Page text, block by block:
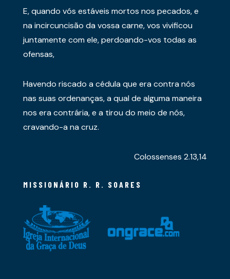
E, quando vós estáveis mortos nos pecados, e
na incircuncisão da vossa carne, vos vivificou
juntamente com ele, perdoando-vos todas as
ofensas,
Havendo riscado a cédula que era contra nós
nas suas ordenanças, a qual de alguma maneira
nos era contrária, e a tirou do meio de nós,
cravando-a na cruz.
Colossenses 2.13,14
MISSIONÁRIO R. R. SOARES